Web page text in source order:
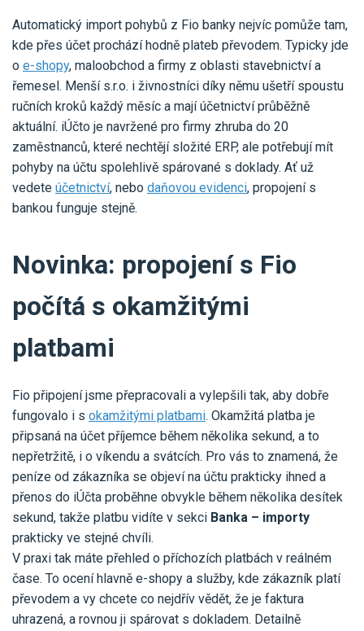
Automatický import pohybů z Fio banky nejvíc pomůže tam,
kde přes účet prochází hodně plateb převodem. Typicky jde
o e-shopy, maloobchod a firmy z oblasti stavebnictví a
řemesel. Menší s.r.o. i živnostníci díky němu ušetří spoustu
ručních kroků každý měsíc a mají účetnictví průběžně
aktuální. iÚčto je navržené pro firmy zhruba do 20
zaměstnanců, které nechtějí složité ERP, ale potřebují mít
pohyby na účtu spolehlivě spárované s doklady. Ať už
vedete účetnictví, nebo daňovou evidenci, propojení s
bankou funguje stejně.
Novinka: propojení s Fio
počítá s okamžitými
platbami
Fio připojení jsme přepracovali a vylepšili tak, aby dobře
fungovalo i s okamžitými platbami. Okamžitá platba je
připsaná na účet příjemce během několika sekund, a to
nepřetržitě, i o víkendu a svátcích. Pro vás to znamená, že
peníze od zákazníka se objeví na účtu prakticky ihned a
přenos do iÚčta proběhne obvykle během několika desítek
sekund, takže platbu vidíte v sekci Banka – importy
prakticky ve stejné chvíli.
V praxi tak máte přehled o příchozích platbách v reálném
čase. To ocení hlavně e-shopy a služby, kde zákazník platí
převodem a vy chcete co nejdřív vědět, že je faktura
uhrazená, a rovnou ji spárovat s dokladem. Detailně